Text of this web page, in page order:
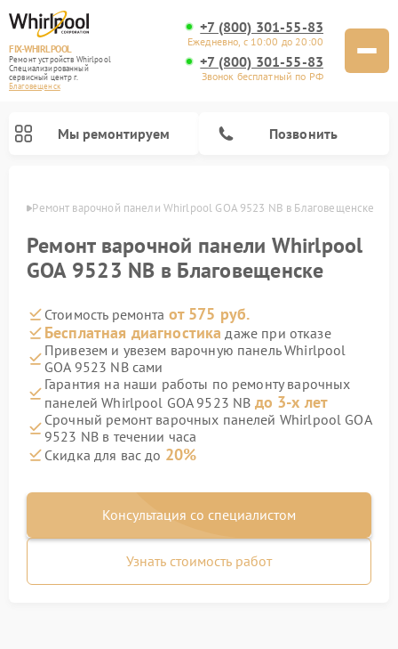
FIX-WHIRLPOOL
Ремонт устройств Whirlpool
Специализированный
cервисный центр г.
Благовещенск
+7 (800) 301-55-83
Ежедневно, с 10:00 до 20:00
+7 (800) 301-55-83
Звонок бесплатный по РФ
Мы ремонтируем Позвонить
Ремонт варочной панели Whirlpool GOA 9523 NB в Благовещенске
Ремонт варочной панели Whirlpool
GOA 9523 NB в Благовещенске
Стоимость ремонта от 575 руб.
Бесплатная диагностика даже при отказе
Привезем и увезем варочную панель Whirlpool
GOA 9523 NB сами
Гарантия на наши работы по ремонту варочных
панелей Whirlpool GOA 9523 NB до 3-х лет
Срочный ремонт варочных панелей Whirlpool GOA
9523 NB в течении часа
Скидка для вас до 20%
Консультация со специалистом
Узнать стоимость работ